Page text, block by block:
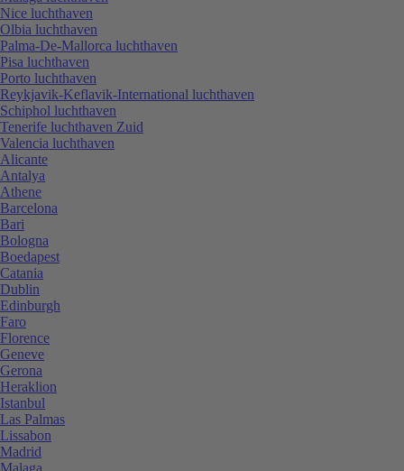
Nice luchthaven
Olbia luchthaven
Palma-De-Mallorca luchthaven
Pisa luchthaven
Porto luchthaven
Reykjavik-Keflavik-International luchthaven
Schiphol luchthaven
Tenerife luchthaven Zuid
Valencia luchthaven
Alicante
Antalya
Athene
Barcelona
Bari
Bologna
Boedapest
Catania
Dublin
Edinburgh
Faro
Florence
Geneve
Gerona
Heraklion
Istanbul
Las Palmas
Lissabon
Madrid
Malaga